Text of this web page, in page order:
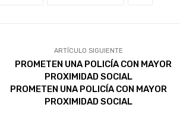
ARTÍCULO SIGUIENTE
PROMETEN UNA POLICÍA CON MAYOR
PROXIMIDAD SOCIAL